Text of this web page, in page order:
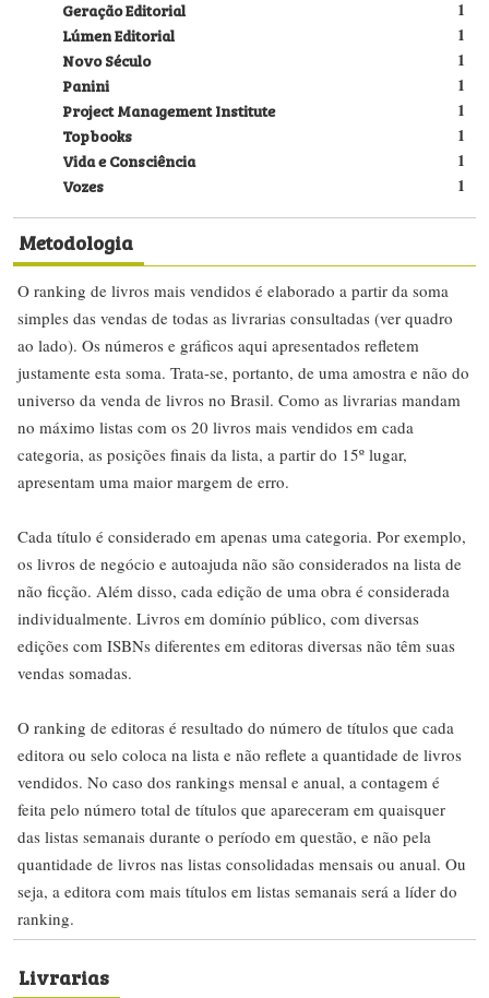
1
Geração Editorial
1
Lúmen Editorial
1
Novo Século
1
Panini
1
Project Management Institute
1
Topbooks
1
Vida e Consciência
1
Vozes
Metodologia
O ranking de livros mais vendidos é elaborado a partir da soma
simples das vendas de todas as livrarias consultadas (ver quadro
ao lado). Os números e gráficos aqui apresentados refletem
justamente esta soma. Trata-se, portanto, de uma amostra e não do
universo da venda de livros no Brasil. Como as livrarias mandam
no máximo listas com os 20 livros mais vendidos em cada
categoria, as posições finais da lista, a partir do 15º lugar,
apresentam uma maior margem de erro.
Cada título é considerado em apenas uma categoria. Por exemplo,
os livros de negócio e autoajuda não são considerados na lista de
não ficção. Além disso, cada edição de uma obra é considerada
individualmente. Livros em domínio público, com diversas
edições com ISBNs diferentes em editoras diversas não têm suas
vendas somadas.
O ranking de editoras é resultado do número de títulos que cada
editora ou selo coloca na lista e não reflete a quantidade de livros
vendidos. No caso dos rankings mensal e anual, a contagem é
feita pelo número total de títulos que apareceram em quaisquer
das listas semanais durante o período em questão, e não pela
quantidade de livros nas listas consolidadas mensais ou anual. Ou
seja, a editora com mais títulos em listas semanais será a líder do
ranking.
Livrarias